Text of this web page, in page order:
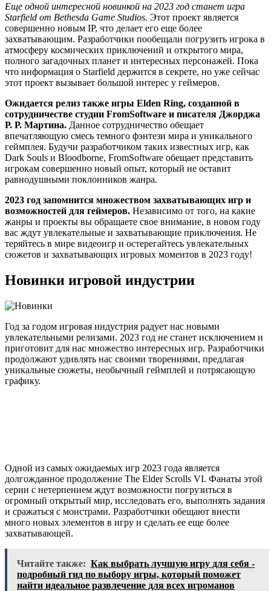
Еще одной интересной новинкой на 2023 год станет игра
Starfield от Bethesda Game Studios. Этот проект является
совершенно новым IP, что делает его еще более
захватывающим. Разработчики пообещали погрузить игрока в
атмосферу космических приключений и открытого мира,
полного загадочных планет и интересных персонажей. Пока
что информация о Starfield держится в секрете, но уже сейчас
этот проект вызывает большой интерес у геймеров.
Ожидается релиз также игры Elden Ring, созданной в
сотрудничестве студии FromSoftware и писателя Джорджа
Р. Р. Мартина. Данное сотрудничество обещает
впечатляющую смесь темного фэнтези мира и уникального
геймплея. Будучи разработчиком таких известных игр, как
Dark Souls и Bloodborne, FromSoftware обещает представить
игрокам совершенно новый опыт, который не оставит
равнодушными поклонников жанра.
2023 год запомнится множеством захватывающих игр и
возможностей для геймеров. Независимо от того, на какие
жанры и проекты вы обращаете свое внимание, в новом году
вас ждут увлекательные и захватывающие приключения. Не
теряйтесь в мире видеоигр и остерегайтесь увлекательных
сюжетов и захватывающих игровых моментов в 2023 году!
Новинки игровой индустрии
Год за годом игровая индустрия радует нас новыми
увлекательными релизами. 2023 год не станет исключением и
приготовит для нас множество интересных игр. Разработчики
продолжают удивлять нас своими творениями, предлагая
уникальные сюжеты, необычный геймплей и потрясающую
графику.
Одной из самых ожидаемых игр 2023 года является
долгожданное продолжение The Elder Scrolls VI. Фанаты этой
серии с нетерпением ждут возможности погрузиться в
огромный открытый мир, исследовать его, выполнять задания
и сражаться с монстрами. Разработчики обещают внести
много новых элементов в игру и сделать ее еще более
захватывающей.
Читайте также: Как выбрать лучшую игру для себя -
подробный гид по выбору игры, который поможет
найти идеальное развлечение для всех игроманов